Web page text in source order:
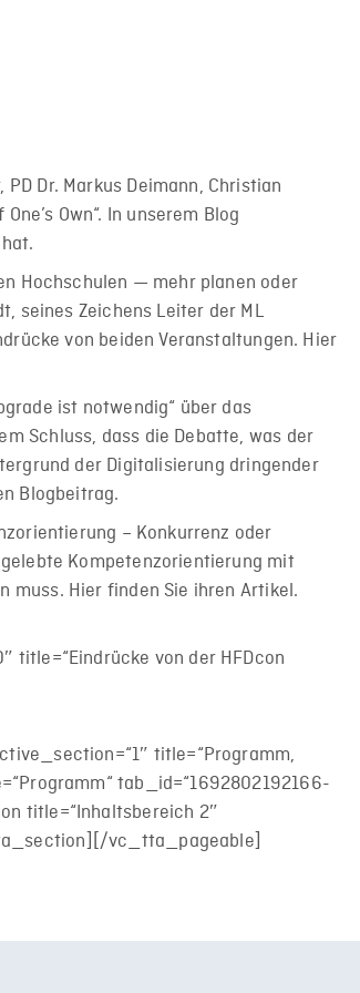
Dr. Markus Deimann, Christian
Own“. In unserem Blog
Hochschulen — mehr planen oder
seines Zeichens Leiter der ML
von beiden Veranstaltungen. Hier
ist notwendig“ über das
Schluss, dass die Debatte, was der
der Digitalisierung dringender
Blogbeitrag.
– Konkurrenz oder
Kompetenzorientierung mit
muss. Hier finden Sie ihren Artikel.
title=“Eindrücke von der HFDcon
title=“Programm,
tab_id=“1692802192166-
title=“Inhaltsbereich 2″
vc_tta_pageable]